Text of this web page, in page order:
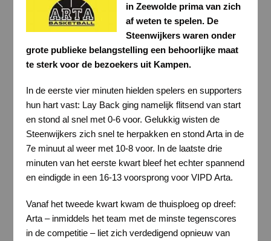
in Zeewolde prima van zich
af weten te spelen. De
Steenwijkers waren onder
grote publieke belangstelling een behoorlijke maat
te sterk voor de bezoekers uit Kampen.
In de eerste vier minuten hielden spelers en supporters
hun hart vast: Lay Back ging namelijk flitsend van start
en stond al snel met 0-6 voor. Gelukkig wisten de
Steenwijkers zich snel te herpakken en stond Arta in de
7e minuut al weer met 10-8 voor. In de laatste drie
minuten van het eerste kwart bleef het echter spannend
en eindigde in een 16-13 voorsprong voor VIPD Arta.
Vanaf het tweede kwart kwam de thuisploeg op dreef:
Arta – inmiddels het team met de minste tegenscores
in de competitie – liet zich verdedigend opnieuw van